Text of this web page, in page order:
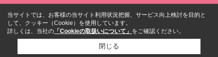
当サイトでは、お客様の当サイト利用状況把握、サービス向上検討を目的と
して、クッキー（Cookie）を使用しています。
詳しくは、当社の 「Cookieの取扱いについて」 をご確認ください。
閉じる